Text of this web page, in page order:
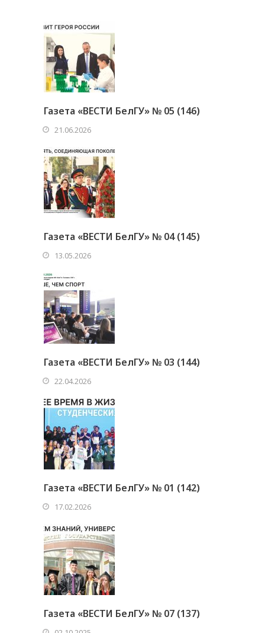
Газета «ВЕСТИ БелГУ» № 05 (146)
21.06.2026
Газета «ВЕСТИ БелГУ» № 04 (145)
13.05.2026
Газета «ВЕСТИ БелГУ» № 03 (144)
22.04.2026
Газета «ВЕСТИ БелГУ» № 01 (142)
17.02.2026
Газета «ВЕСТИ БелГУ» № 07 (137)